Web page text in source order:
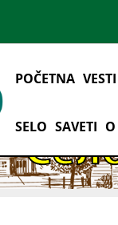
POČETNA VESTI
SELO SAVETI